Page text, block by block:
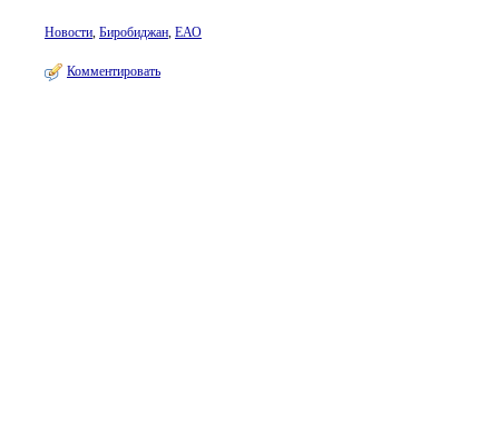
Новости, Биробиджан, ЕАО
Комментировать